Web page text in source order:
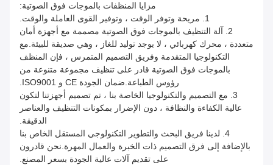
مزايا المنظفات بالموجات فوق الصوتية:
1. مريحة وتوفر الوقت ، وتوفير القوى العاملة والوقت.
2. آلة التنظيف بالموجات فوق الصوتية مصممة مع أجهزة أمان
متعددة ، محرك كهربائي ، لا يوجد توليد للغاز ، وهي صديقة للبيئة.مع
التكنولوجيا المتقدمة وفريق التصميم المتمرس ، فإن المنظف
بالموجات فوق الصوتية قادر على تنظيف مجموعة متنوعة من
رؤوس الطباعة.ضمان الجودة CE و ISO9001.
3. مع التصميم والتكنولوجيا الخاصة بنا ، تم تصميم أجهزتنا لتكون
عالية الكفاءة والنظافة ، دون الإضرار بمكونات التنظيف والعناصر
الدقيقة.
4. لدينا فريق البحث والتطوير التكنولوجي المستقل الخاص بنا
بالإضافة إلى فرق التصميم ذات الخبرة والعمال المهرة.نحن قادرون
على تقديم آلات عالية الجودة بسعر المصنع.